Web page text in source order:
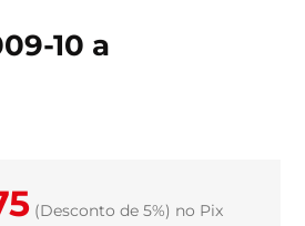
10 a
(Desconto de 5%) no Pix